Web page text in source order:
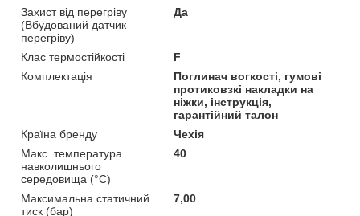
Захист від перегріву
(Вбудований датчик
перегріву)
Да
Клас термостійкості
F
Комплектація
Поглинач вогкості, гумові
протиковзкі накладки на
ніжки, інструкція,
гарантійний талон
Країна бренду
Чехія
Макс. температура
навколишнього
середовища (°C)
40
Максимальна статичний
тиск (бар)
7,00